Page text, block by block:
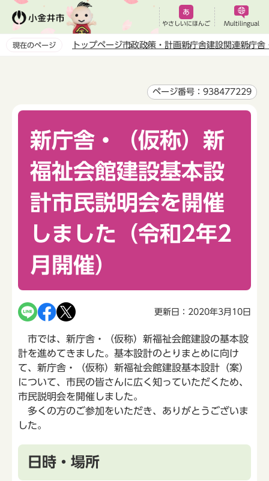
ペ
やさしいにほんご Multilingual
現在のページ トップページ市政政策・計画新庁舎建設関連新庁舎
ページ番号：938477229
新庁舎・（仮称）新
福祉会館建設基本設
計市民説明会を開催
しました（令和2年2
月開催）
更新日：2020年3月10日
市では、新庁舎・（仮称）新福祉会館建設の基本設
計を進めてきました。基本設計のとりまとめに向け
て、新庁舎・（仮称）新福祉会館建設基本設計（案）
について、市民の皆さんに広く知っていただくため、
市民説明会を開催しました。
多くの方のご参加をいただき、ありがとうございま
した。
日時・場所